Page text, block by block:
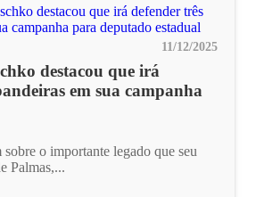
11/12/2025
destacou que irá
em sua campanha
o importante legado que seu
Palmas,...